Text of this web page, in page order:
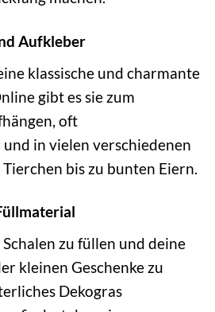
Aufkleber
klassische und charmante
gibt es sie zum
oft
in vielen verschiedenen
bis zu bunten Eiern.
zu füllen und deine
kleinen Geschenke zu
Dekogras